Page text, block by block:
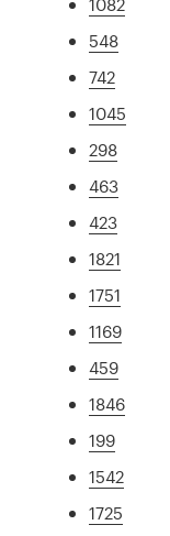
548
742
1045
298
463
423
1821
1751
1169
459
1846
199
1542
1725